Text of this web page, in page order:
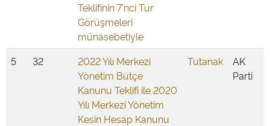
Teklifinin 7'nci Tur
Görüşmeleri
münasebetiyle
5 32
2022 Yılı Merkezi
Yönetim Bütçe
Kanunu Teklifi ile 2020
Yılı Merkezi Yönetim
Kesin Hesap Kanunu
Tutanak
AK
Parti